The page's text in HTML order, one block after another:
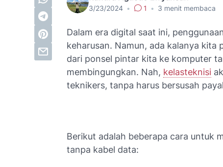
3/23/2024 • 1 • 3 menit membaca
Dalam era digital saat ini,
keharusan. Namun, ada kalanya
dari ponsel pintar kita ke komputer
membingungkan. Nah, kelasteknisi
teknikers, tanpa harus bersusah
Berikut adalah beberapa cara untuk
tanpa kabel data: